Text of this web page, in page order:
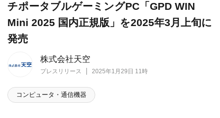
株式会社天空
プレスリリース 2025年1月29日 11時
チポータブルゲーミングPC「GPD WIN
Mini 2025 国内正規版」を2025年3月上旬に
発売
コンピュータ・通信機器